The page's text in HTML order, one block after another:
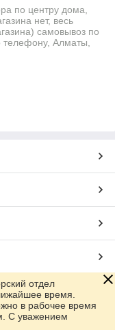
по центру дома,
нет, весь
самовывоз по
телефону, Алматы,
отдел
время.
в рабочее время
С уважением